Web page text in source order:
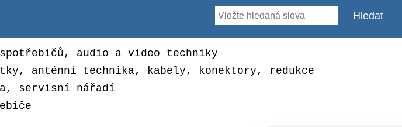
audio a video techniky
anténní technika, kabely, konektory, redukce
servisní nářadí